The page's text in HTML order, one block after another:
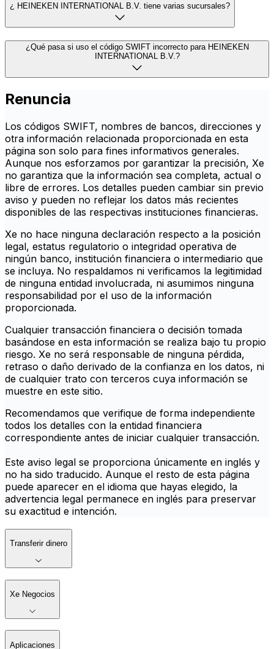
¿ HEINEKEN INTERNATIONAL B.V. tiene varias sucursales?
¿Qué pasa si uso el código SWIFT incorrecto para HEINEKEN
INTERNATIONAL B.V.?
Renuncia
Los códigos SWIFT, nombres de bancos, direcciones y
otra información relacionada proporcionada en esta
página son solo para fines informativos generales.
Aunque nos esforzamos por garantizar la precisión, Xe
no garantiza que la información sea completa, actual o
libre de errores. Los detalles pueden cambiar sin previo
aviso y pueden no reflejar los datos más recientes
disponibles de las respectivas instituciones financieras.
Xe no hace ninguna declaración respecto a la posición
legal, estatus regulatorio o integridad operativa de
ningún banco, institución financiera o intermediario que
se incluya. No respaldamos ni verificamos la legitimidad
de ninguna entidad involucrada, ni asumimos ninguna
responsabilidad por el uso de la información
proporcionada.
Cualquier transacción financiera o decisión tomada
basándose en esta información se realiza bajo tu propio
riesgo. Xe no será responsable de ninguna pérdida,
retraso o daño derivado de la confianza en los datos, ni
de cualquier trato con terceros cuya información se
muestre en este sitio.
Recomendamos que verifique de forma independiente
todos los detalles con la entidad financiera
correspondiente antes de iniciar cualquier transacción.
Este aviso legal se proporciona únicamente en inglés y
no ha sido traducido. Aunque el resto de esta página
puede aparecer en el idioma que hayas elegido, la
advertencia legal permanece en inglés para preservar
su exactitud e intención.
Transferir dinero
Xe Negocios
Aplicaciones